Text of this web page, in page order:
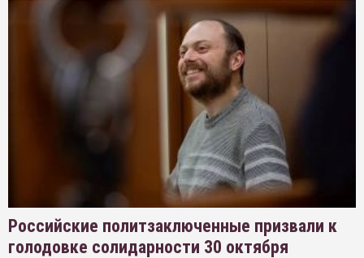
Российские политзаключенные призвали к
голодовке солидарности 30 октября